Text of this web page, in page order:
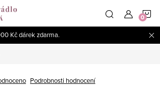
Kč dárek zdarma.
Podrobnosti hodnocení